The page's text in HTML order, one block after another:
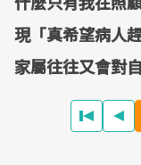
現「真希望病人
家屬往往又會對